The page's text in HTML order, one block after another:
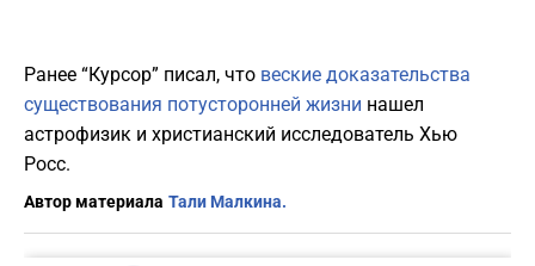
Ранее “Курсор” писал, что веские доказательства
существования потусторонней жизни нашел
астрофизик и христианский исследователь Хью
Росс.
Автор материала Тали Малкина.